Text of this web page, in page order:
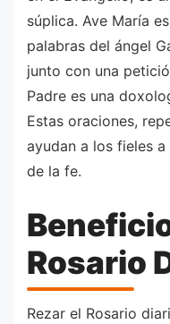
súplica. Ave María
palabras del ángel
junto con una
Padre es una
Estas oraciones,
ayudan a los fieles
de la fe.
Rosario
Rezar el Rosario